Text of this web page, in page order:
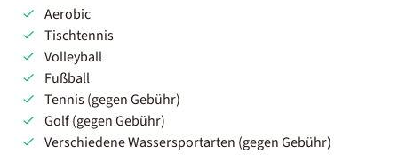
Aerobic
Tischtennis
Volleyball
Fußball
Tennis (gegen Gebühr)
Golf (gegen Gebühr)
Verschiedene Wassersportarten (gegen Gebühr)